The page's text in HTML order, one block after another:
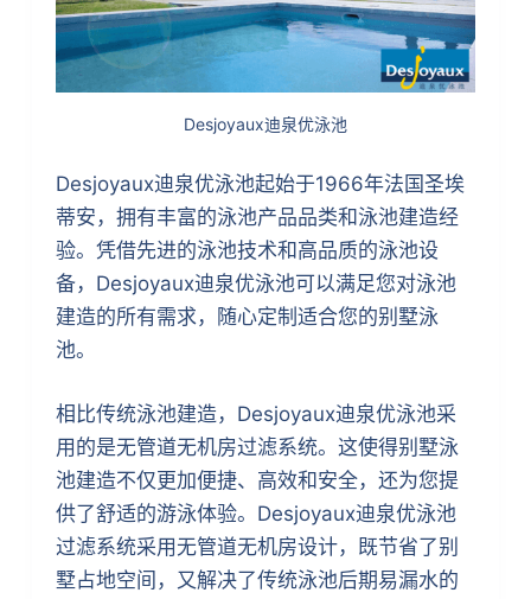
Desjoyaux迪泉优泳池
Desjoyaux迪泉优泳池起始于1966年法国圣埃
蒂安，拥有丰富的泳池产品品类和泳池建造经
验。凭借先进的泳池技术和高品质的泳池设
备，Desjoyaux迪泉优泳池可以满足您对泳池
建造的所有需求，随心定制适合您的别墅泳
池。
相比传统泳池建造，Desjoyaux迪泉优泳池采
用的是无管道无机房过滤系统。这使得别墅泳
池建造不仅更加便捷、高效和安全，还为您提
供了舒适的游泳体验。Desjoyaux迪泉优泳池
过滤系统采用无管道无机房设计，既节省了别
墅占地空间，又解决了传统泳池后期易漏水的